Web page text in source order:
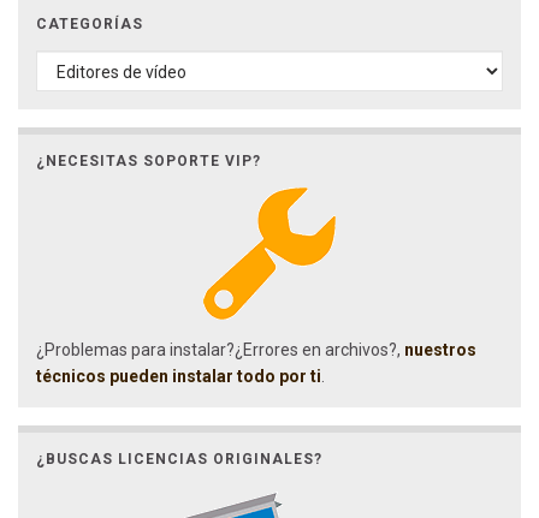
CATEGORÍAS
CATEGORÍAS
¿NECESITAS SOPORTE VIP?
¿Problemas para instalar?¿Errores en archivos?, nuestros
técnicos pueden instalar todo por ti
¿BUSCAS LICENCIAS ORIGINALES?